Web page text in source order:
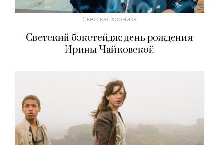
Светская хроника
Светский бэкстейдж: день рождения
Ирины Чайковской